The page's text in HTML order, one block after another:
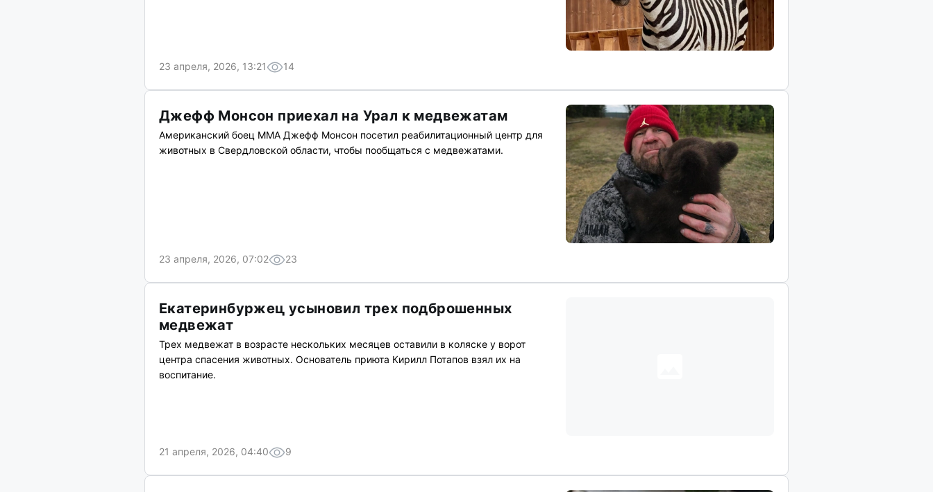
23 апреля, 2026, 13:21 14
Джефф Монсон приехал на Урал к медвежатам
Американский боец ММА Джефф Монсон посетил реабилитационный центр для
животных в Свердловской области, чтобы пообщаться с медвежатами.
23 апреля, 2026, 07:02 23
Екатеринбуржец усыновил трех подброшенных
медвежат
Трех медвежат в возрасте нескольких месяцев оставили в коляске у ворот
центра спасения животных. Основатель приюта Кирилл Потапов взял их на
воспитание.
21 апреля, 2026, 04:40 9